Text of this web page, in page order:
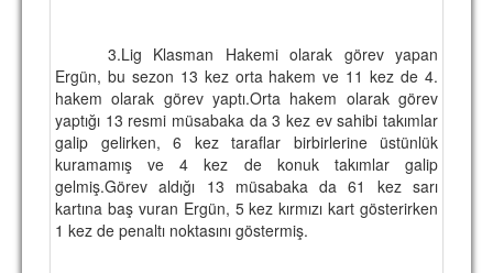
MULTİMEDYA
FOTOĞRAF & VİDEOLAR
MARŞ & TEZAHÜRATLAR
KULÜP
AMBLEM
3.Lig Klasman Hakemi olarak görev yapan
Ergün, bu sezon 13 kez orta hakem ve 11 kez de 4.
hakem olarak görev yaptı.Orta hakem olarak görev
yaptığı 13 resmi müsabaka da 3 kez ev sahibi takımlar
galip gelirken, 6 kez taraflar birbirlerine üstünlük
kuramamış ve 4 kez de konuk takımlar galip
gelmiş.Görev aldığı 13 müsabaka da 61 kez sarı
kartına baş vuran Ergün, 5 kez kırmızı kart gösterirken
1 kez de penaltı noktasını göstermiş.